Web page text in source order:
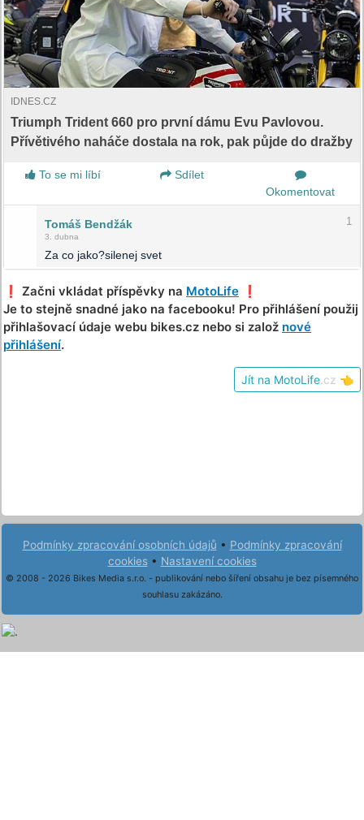
IDNES.CZ
Triumph Trident 660 pro první dámu Evu Pavlovou.
Přívětivého naháče dostala na rok, pak půjde do dražby
To se mi líbí
Sdílet
Okomentovat
Tomáš Bendžák
3. dubna
1
Za co jako?silenej svet
❗️ Začni vkládat příspěvky na MotoLife ❗️
Je to stejně snadné jako na facebooku! Pro přihlášení použij
přihlašovací údaje webu bikes.cz nebo si založ nové
přihlášení.
Jít na MotoLife .cz 👈
Podmínky zpracování osobních údajů • Podmínky zpracování
cookies• Nastavení cookies
© 2008 - 2026 Bikes Media s.r.o. - publikování nebo šíření obsahu je bez písemného
souhlasu zakázáno.